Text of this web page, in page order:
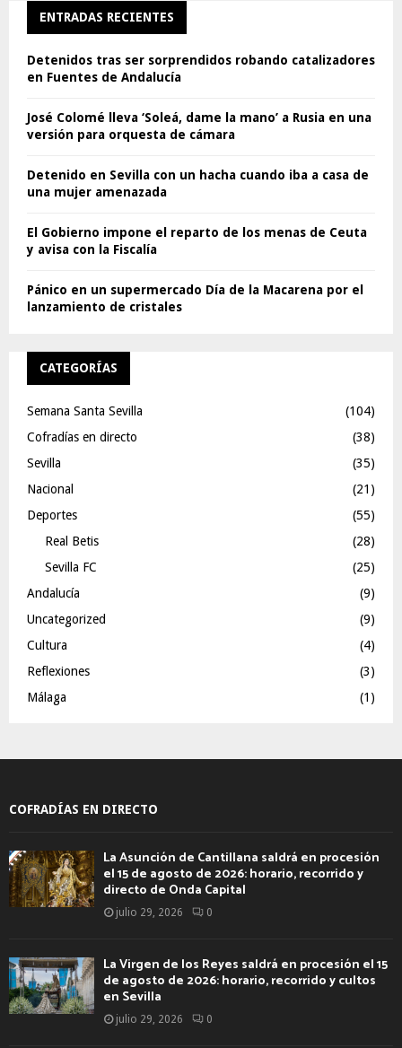
ENTRADAS RECIENTES
Detenidos tras ser sorprendidos robando catalizadores
en Fuentes de Andalucía
José Colomé lleva ‘Soleá, dame la mano’ a Rusia en una
versión para orquesta de cámara
Detenido en Sevilla con un hacha cuando iba a casa de
una mujer amenazada
El Gobierno impone el reparto de los menas de Ceuta
y avisa con la Fiscalía
Pánico en un supermercado Día de la Macarena por el
lanzamiento de cristales
CATEGORÍAS
Semana Santa Sevilla
(104)
Cofradías en directo
(38)
Sevilla
(35)
Nacional
(21)
Deportes
(55)
Real Betis
(28)
Sevilla FC
(25)
Andalucía
(9)
Uncategorized
(9)
Cultura
(4)
Reflexiones
(3)
Málaga
(1)
COFRADÍAS EN DIRECTO
La Asunción de Cantillana saldrá en procesión
el 15 de agosto de 2026: horario, recorrido y
directo de Onda Capital
julio 29, 2026 0
La Virgen de los Reyes saldrá en procesión el 15
de agosto de 2026: horario, recorrido y cultos
en Sevilla
julio 29, 2026 0